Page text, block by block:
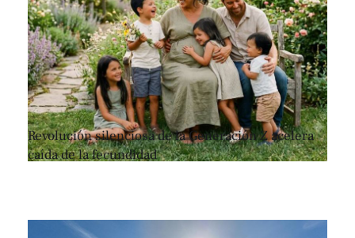
Revolución silenciosa de la Generación Z acelera
caída de la fecundidad